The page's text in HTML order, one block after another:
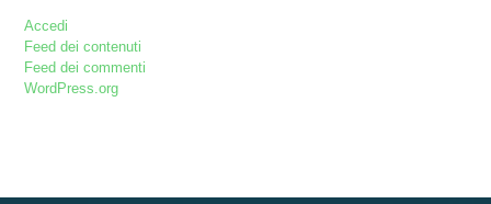
Accedi
Feed dei contenuti
Feed dei commenti
WordPress.org